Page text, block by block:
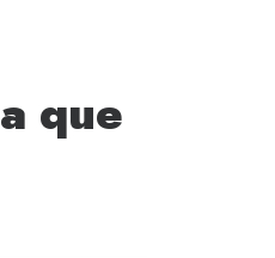
que